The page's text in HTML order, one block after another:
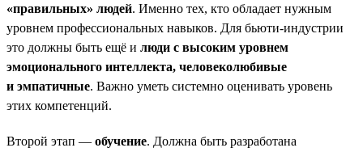
«правильных» людей. Именно тех, кто обладает нужным
уровнем профессиональных навыков. Для бьюти-индустрии
это должны быть ещё и люди с высоким уровнем
эмоционального интеллекта, человеколюбивые
и эмпатичные. Важно уметь системно оценивать уровень
этих компетенций.
Второй этап — обучение. Должна быть разработана